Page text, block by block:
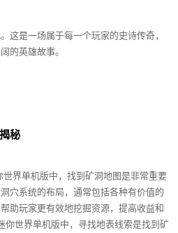
这是一场属于每一个玩家的史诗传奇，
的英雄故事。
秘
界单机版中，找到矿洞地图是非常重要
穴系统的布局，通常包括各种有价值的
助玩家更有效地挖掘资源，提高收益和
你世界单机版中，寻找地表线索是找到矿